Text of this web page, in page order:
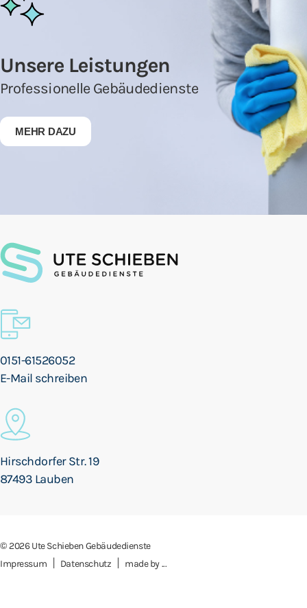
Unsere Leistungen
Professionelle Gebäudedienste
MEHR DAZU
0151-61526052
E-Mail schreiben
Hirschdorfer Str. 19
87493 Lauben
© 2026 Ute Schieben Gebäudedienste
Impressum | Datenschutz | made by ...